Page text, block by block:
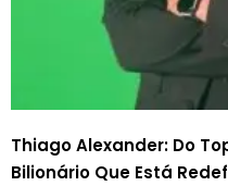
Thiago Alexander: Do
Bilionário Que Está